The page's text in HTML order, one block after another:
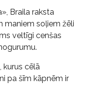
Braila raksta
maniem soļiem žēli
veltīgi cenšas
kurus cēlā
pa šīm kāpnēm ir